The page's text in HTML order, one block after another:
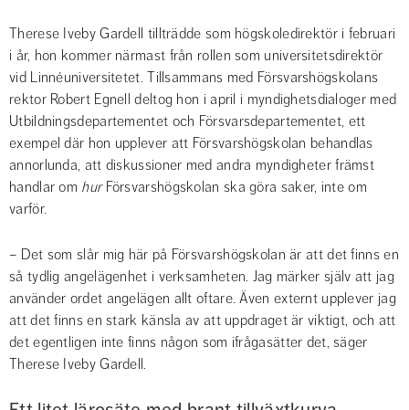
Therese Iveby Gardell tillträdde som högskoledirektör i februari
i år, hon kommer närmast från rollen som universitetsdirektör
vid Linnéuniversitetet. Tillsammans med Försvarshögskolans
rektor Robert Egnell deltog hon i april i myndighetsdialoger med
Utbildningsdepartementet och Försvarsdepartementet, ett
exempel där hon upplever att Försvarshögskolan behandlas
annorlunda, att diskussioner med andra myndigheter främst
handlar om hur Försvarshögskolan ska göra saker, inte om
varför.
– Det som slår mig här på Försvarshögskolan är att det finns en
så tydlig angelägenhet i verksamheten. Jag märker själv att jag
använder ordet angelägen allt oftare. Även externt upplever jag
att det finns en stark känsla av att uppdraget är viktigt, och att
det egentligen inte finns någon som ifrågasätter det, säger
Therese Iveby Gardell.